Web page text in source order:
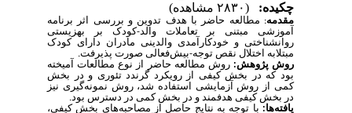
چکیده:
مقدمه: مطالعه حاضر با هدف تدوین و بررسی اثر برنامه
آموزشی مبتنی بر تعاملات والد-کودک بر بهزیستی
روانشناختی و خودکارآمدی والدینی مادران دارای کودک
مبتلابه اختلال نقص توجه-بیش‌فعالی صورت پذیرفت.
روش پژوهش:روش مطالعه حاضر از نوع مطالعات آمیخته
بود که در بخش کیفی از رویکرد گرندد تئوری و در بخش
کمی از روش آزمایشی استفاده شد، روش نمونه‌گیری نیز
در بخش کیفی هدفمند و در بخش کمی در دسترس بود.
یافته‌ها:با توجه به نتایج حاصل از مصاحبه‌های بخش کیفی،